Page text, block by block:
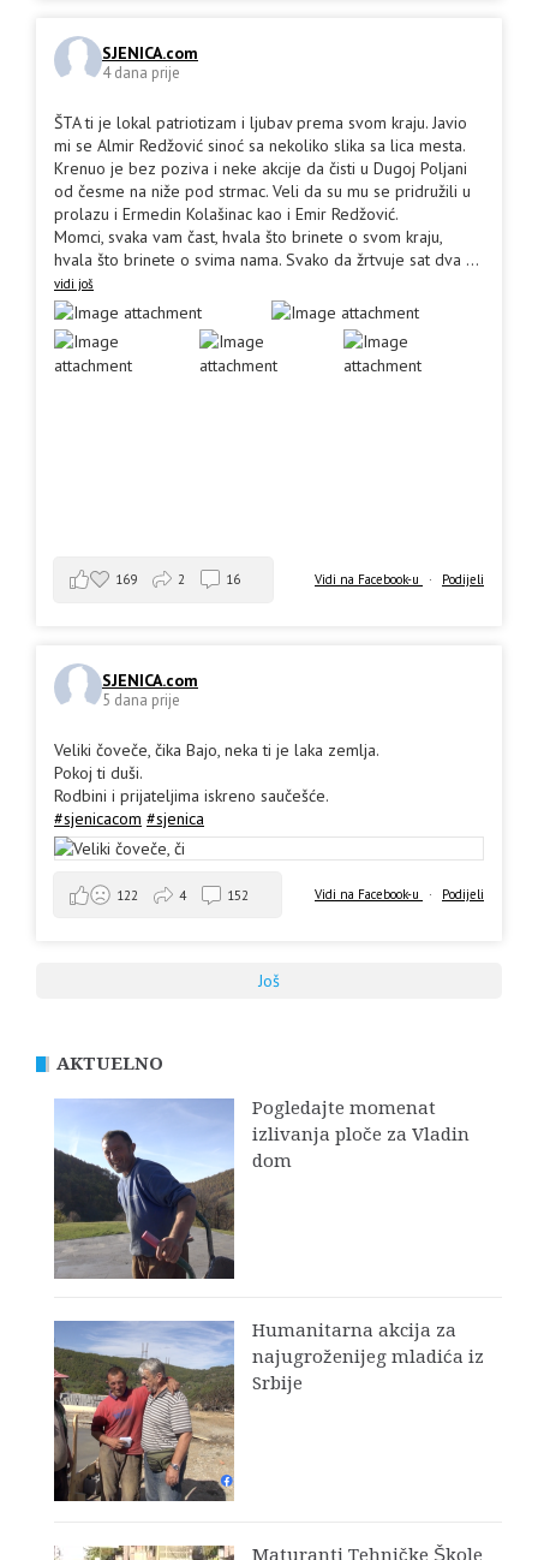
SJENICA.com
4 dana prije
ŠTA ti je lokal patriotizam i ljubav prema svom kraju. Javio
mi se Almir Redžović sinoć sa nekoliko slika sa lica mesta.
Krenuo je bez poziva i neke akcije da čisti u Dugoj Poljani
od česme na niže pod strmac. Veli da su mu se pridružili u
prolazu i Ermedin Kolašinac kao i Emir Redžović.
Momci, svaka vam čast, hvala što brinete o svom kraju,
hvala što brinete o svima nama. Svako da žrtvuje sat dva ...
vidi još
Vidi na Facebook-u · Podijeli
169 2 16
SJENICA.com
5 dana prije
Veliki čoveče, čika Bajo, neka ti je laka zemlja.
Pokoj ti duši.
Rodbini i prijateljima iskreno saučešće.
#sjenicacom #sjenica
Vidi na Facebook-u · Podijeli
122 4 152
Još
AKTUELNO
Pogledajte momenat
izlivanja ploče za Vladin
dom
Humanitarna akcija za
najugroženijeg mladića iz
Srbije
Maturanti Tehničke Škole